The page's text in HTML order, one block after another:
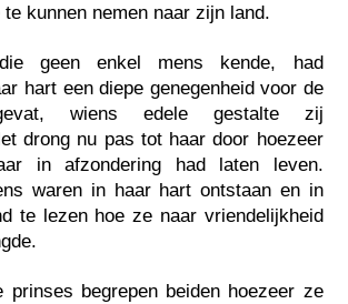
kunnen nemen naar zijn land.
geen enkel mens kende, had
hart een diepe genegenheid voor de
wiens edele gestalte zij
drong nu pas tot haar door hoezeer
in afzondering had laten leven.
waren in haar hart ontstaan en in
te lezen hoe ze naar vriendelijkheid
prinses begrepen beiden hoezeer ze